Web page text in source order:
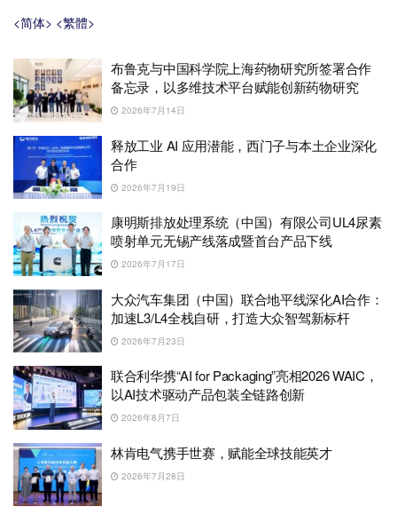
<简体> <繁體>
布鲁克与中国科学院上海药物研究所签署合作
备忘录，以多维技术平台赋能创新药物研究
2026年7月14日
释放工业 AI 应用潜能，西门子与本土企业深化
合作
2026年7月19日
康明斯排放处理系统（中国）有限公司UL4尿素
喷射单元无锡产线落成暨首台产品下线
2026年7月17日
大众汽车集团（中国）联合地平线深化AI合作：
加速L3/L4全栈自研，打造大众智驾新标杆
2026年7月23日
联合利华携“AI for Packaging”亮相2026 WAIC，
以AI技术驱动产品包装全链路创新
2026年8月7日
林肯电气携手世赛，赋能全球技能英才
2026年7月28日